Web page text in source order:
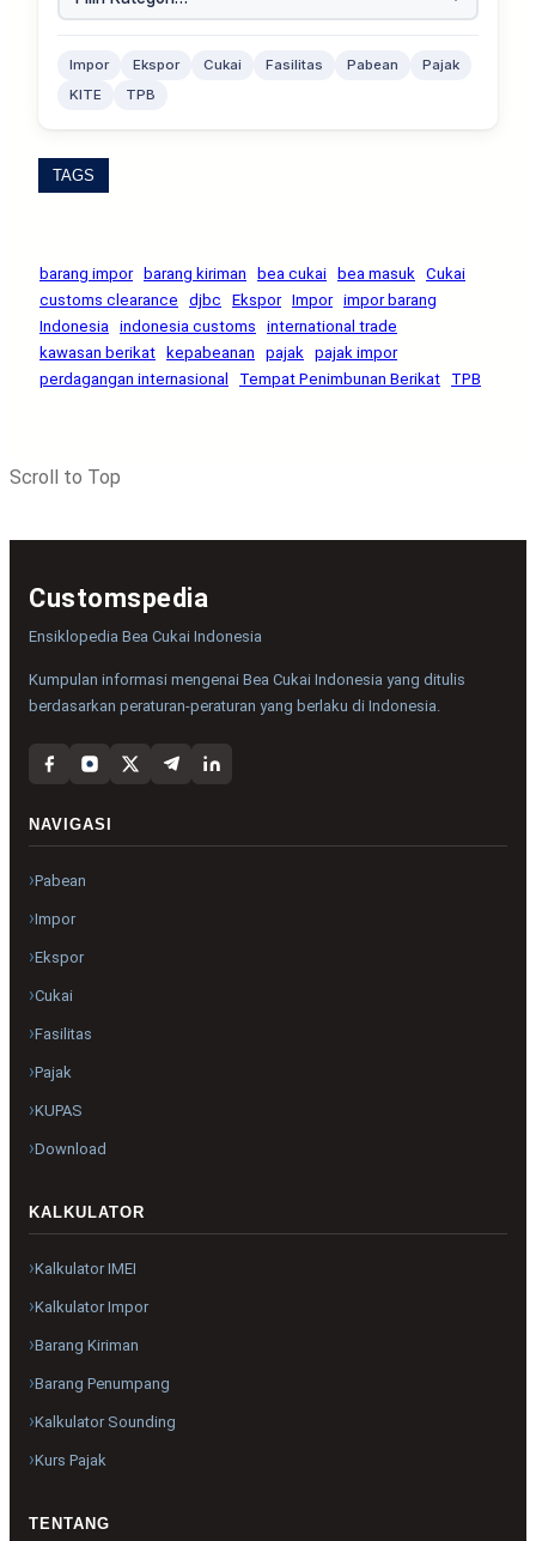
Impor Ekspor Cukai Fasilitas Pabean
Pajak
KITE
TPB
TAGS
barang impor barang kiriman bea cukai bea masuk Cukai
customs clearance
djbc Ekspor Impor impor barang
Indonesia indonesia customs
international trade
kawasan berikat
kepabeanan pajak pajak impor
perdagangan internasional
Tempat Penimbunan Berikat TPB
Scroll to Top
Customspedia
Ensiklopedia Bea Cukai Indonesia
Kumpulan informasi mengenai Bea Cukai Indonesia yang ditulis
berdasarkan peraturan-peraturan yang berlaku di Indonesia.
NAVIGASI
Pabean
Impor
Ekspor
Cukai
Fasilitas
Pajak
KUPAS
Download
KALKULATOR
Kalkulator IMEI
Kalkulator Impor
Barang Kiriman
Barang Penumpang
Kalkulator Sounding
Kurs Pajak
TENTANG